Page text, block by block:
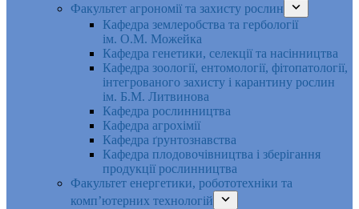
Факультет агрономії та захисту рослин
Кафедра землеробства та гербології
ім. О.М. Можейка
Кафедра генетики, селекції та насінництва
Кафедра зоології, ентомології, фітопатології,
інтегрованого захисту і карантину рослин
ім. Б.М. Литвинова
Кафедра рослинництва
Кафедра агрохімії
Кафедра ґрунтознавства
Кафедра плодовочівництва і зберігання
продукції рослинництва
Факультет енергетики, робототехніки та
комп’ютерних технологій